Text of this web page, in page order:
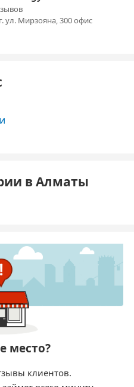
ул. Мирзояна, 300 офис
в Алматы
место?
клиентов.